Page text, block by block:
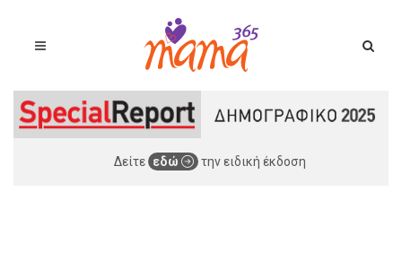
Δείτε εδώ την ειδική έκδοση